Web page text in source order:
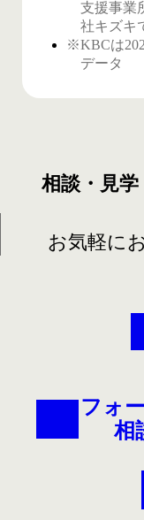
支援事業
社キズキ
※KBCは
データ
相談・見
お気軽に
フォ
相